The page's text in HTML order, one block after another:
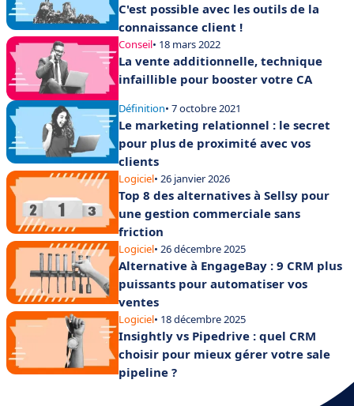
C'est possible avec les outils de la
connaissance client !
Conseil• 18 mars 2022
La vente additionnelle, technique
infaillible pour booster votre CA
Définition• 7 octobre 2021
Le marketing relationnel : le secret
pour plus de proximité avec vos
clients
Logiciel• 26 janvier 2026
Top 8 des alternatives à Sellsy pour
une gestion commerciale sans
friction
Logiciel• 26 décembre 2025
Alternative à EngageBay : 9 CRM plus
puissants pour automatiser vos
ventes
Logiciel• 18 décembre 2025
Insightly vs Pipedrive : quel CRM
choisir pour mieux gérer votre sale
pipeline ?